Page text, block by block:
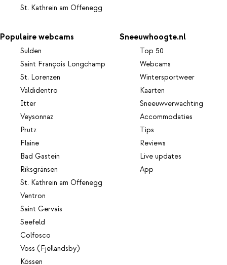
St. Kathrein am Offenegg
Populaire webcams
Sulden
Saint François Longchamp
St. Lorenzen
Valdidentro
Itter
Veysonnaz
Prutz
Flaine
Bad Gastein
Riksgränsen
St. Kathrein am Offenegg
Ventron
Saint Gervais
Seefeld
Colfosco
Voss (Fjellandsby)
Kössen
Sneeuwhoogte.nl
Top 50
Webcams
Wintersportweer
Kaarten
Sneeuwverwachting
Accommodaties
Tips
Reviews
Live updates
App